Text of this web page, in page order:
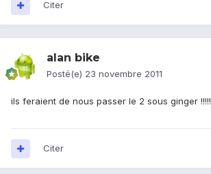
Citer
alan bike
Posté(e) 23 novembre 2011
ils feraient de nous passer le 2 sous ginger !!!!!
Citer